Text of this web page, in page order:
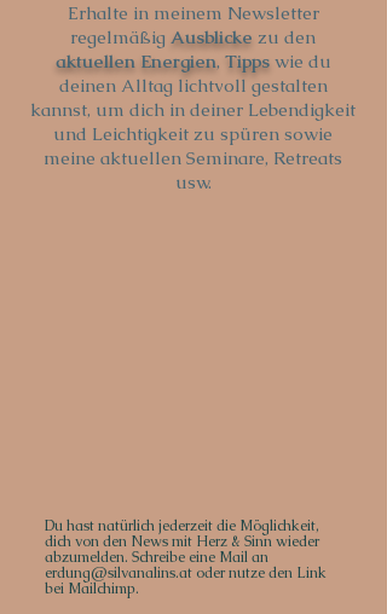
Erhalte in meinem Newsletter
regelmäßig Ausblicke zu den
aktuellen Energien, Tippswie du
deinen Alltag lichtvoll gestalten
kannst, um dich in deiner Lebendigkeit
und Leichtigkeit zu spüren sowie
meine aktuellen Seminare, Retreats
usw.
Du hast natürlich jederzeit die Möglichkeit,
dich von den News mit Herz & Sinn wieder
abzumelden. Schreibe eine Mail an
erdung@silvanalins.at oder nutze den Link
bei Mailchimp.